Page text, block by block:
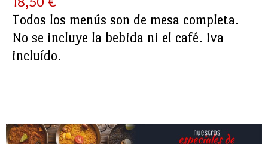
Todos los menús son de mesa completa.
No se incluye la bebida ni el café. Iva
incluído.